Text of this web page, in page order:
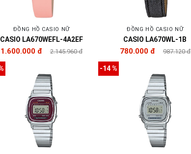
ĐỒNG HỒ CASIO NỮ
CASIO LA670WEFL-4A2EF
1.600.000 đ 2.145.960 đ
ĐỒNG HỒ CASIO NỮ
CASIO LA670WL-1B
780.000 đ 987.120 đ
-14 %